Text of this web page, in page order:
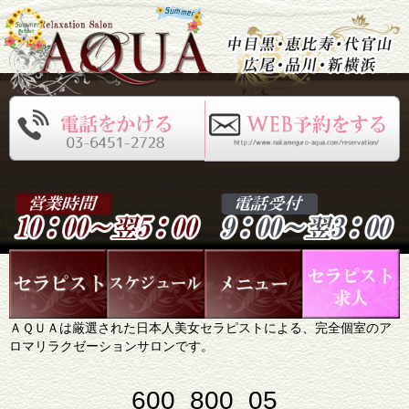
ＡＱＵＡは厳選された日本人美女セラピストによる、完全個室のア
ロマリラクゼーションサロンです。
600_800_05